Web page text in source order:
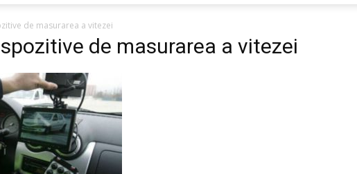
de masurarea a vitezei
de masurarea a vitezei